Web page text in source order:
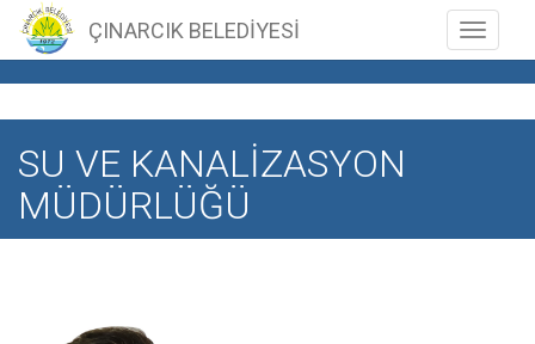
Toggle
ÇINARCIK BELEDİYESİ
SU VE KANALİZASYON
MÜDÜRLÜĞÜ